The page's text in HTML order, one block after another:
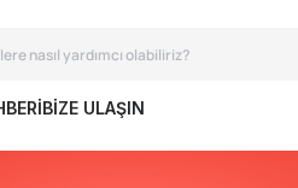
BIZE ULAŞIN